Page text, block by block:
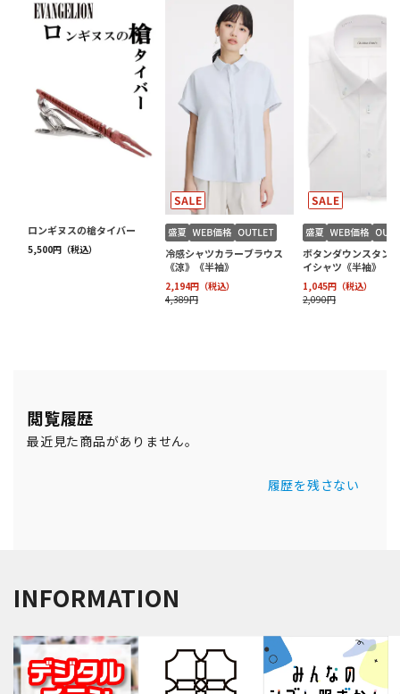
閲覧履歴
最近見た商品がありません。
履歴を残さない
INFORMATION